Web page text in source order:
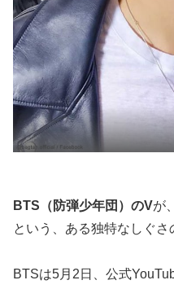
BTS（防弾少年団）のVが
という、ある独特なしぐさ
BTSは5月2日、公式